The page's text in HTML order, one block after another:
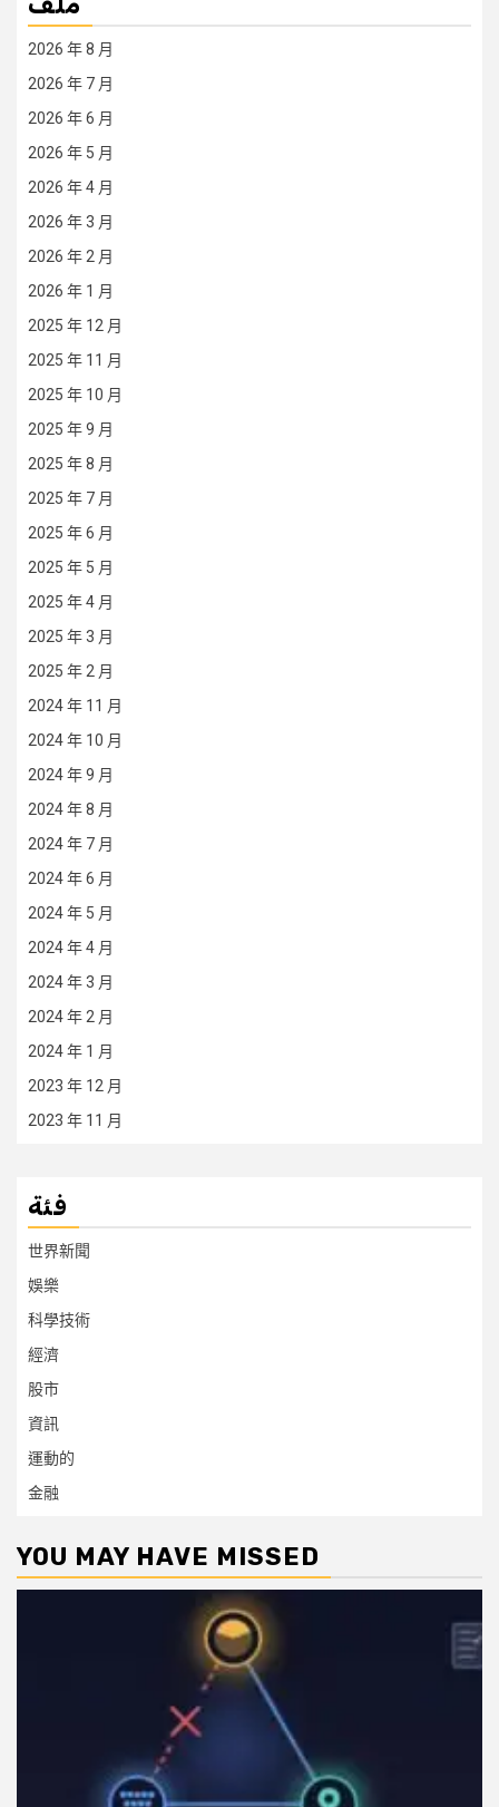
2026 年 8 月
2026 年 7 月
2026 年 6 月
2026 年 5 月
2026 年 4 月
2026 年 3 月
2026 年 2 月
2026 年 1 月
2025 年 12 月
2025 年 11 月
2025 年 10 月
2025 年 9 月
2025 年 8 月
2025 年 7 月
2025 年 6 月
2025 年 5 月
2025 年 4 月
2025 年 3 月
2025 年 2 月
2024 年 11 月
2024 年 10 月
2024 年 9 月
2024 年 8 月
2024 年 7 月
2024 年 6 月
2024 年 5 月
2024 年 4 月
2024 年 3 月
2024 年 2 月
2024 年 1 月
2023 年 12 月
2023 年 11 月
فئة
世界新聞
娛樂
科學技術
經濟
股市
資訊
運動的
金融
YOU MAY HAVE MISSED